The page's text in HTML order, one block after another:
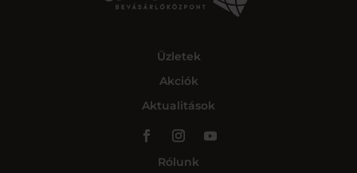
Üzletek
Akciók
Aktualitások
Rólunk